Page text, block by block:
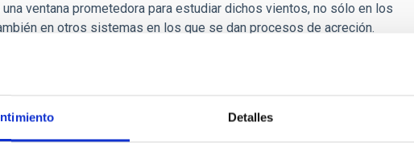
Detalles
ventana prometedora para estudiar dichos vientos, no sólo en los
en otros sistemas en los que se dan procesos de acreción.